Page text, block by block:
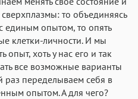
то объединяясь
единым опытом, то опять
клетки-личности. И мы
хоть у нас его и так
все возможные варианты
переделываем себя в
опытом. А для чего?